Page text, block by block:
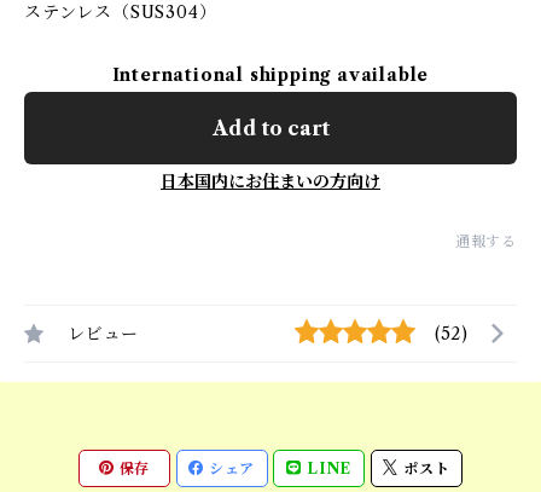
ステンレス（SUS304）
International shipping available
Add to cart
日本国内にお住まいの方向け
通報する
レビュー (52)
保存 シェア LINE ポスト